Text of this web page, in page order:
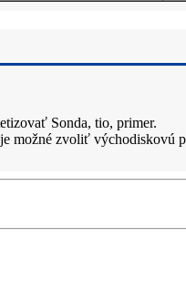
Sonda, tio, primer.
možné zvoliť východiskovú